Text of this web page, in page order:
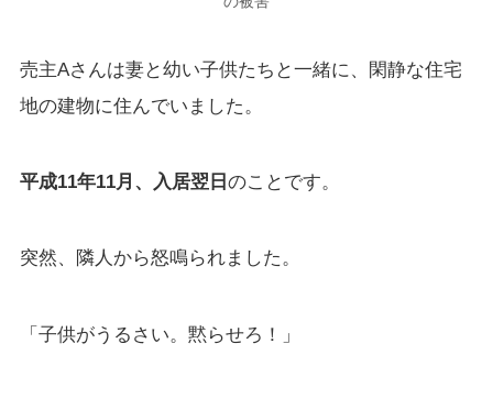
売主Aさんは妻と幼い子供たちと一緒に、閑静な住宅
地の建物に住んでいました。
平成11年11月、入居翌日 のことです。
突然、隣人から怒鳴られました。
「子供がうるさい。黙らせろ！」